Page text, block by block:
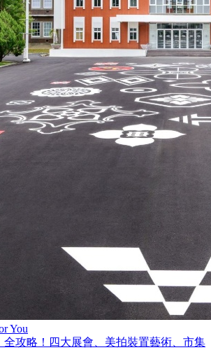
You
全攻略！四大展會、美拍裝置藝術、市集